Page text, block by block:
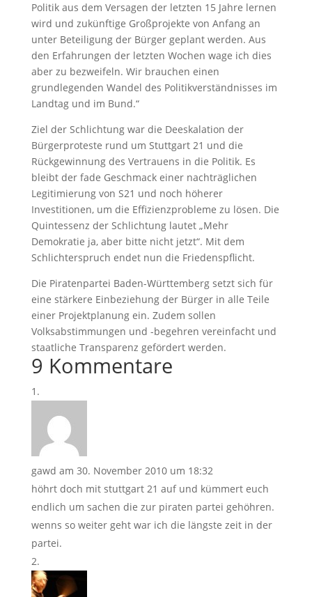
Politik aus dem Versagen der letzten 15 Jahre lernen
wird und zukünftige Großprojekte von Anfang an
unter Beteiligung der Bürger geplant werden. Aus
den Erfahrungen der letzten Wochen wage ich dies
aber zu bezweifeln. Wir brauchen einen
grundlegenden Wandel des Politikverständnisses im
Landtag und im Bund.“
Ziel der Schlichtung war die Deeskalation der
Bürgerproteste rund um Stuttgart 21 und die
Rückgewinnung des Vertrauens in die Politik. Es
bleibt der fade Geschmack einer nachträglichen
Legitimierung von S21 und noch höherer
Investitionen, um die Effizienzprobleme zu lösen. Die
Quintessenz der Schlichtung lautet „Mehr
Demokratie ja, aber bitte nicht jetzt“. Mit dem
Schlichterspruch endet nun die Friedenspflicht.
Die Piratenpartei Baden-Württemberg setzt sich für
eine stärkere Einbeziehung der Bürger in alle Teile
einer Projektplanung ein. Zudem sollen
Volksabstimmungen und -begehren vereinfacht und
staatliche Transparenz gefördert werden.
9 Kommentare
gawd am 30. November 2010 um 18:32
höhrt doch mit stuttgart 21 auf und kümmert euch
endlich um sachen die zur piraten partei gehöhren.
wenns so weiter geht war ich die längste zeit in der
partei.